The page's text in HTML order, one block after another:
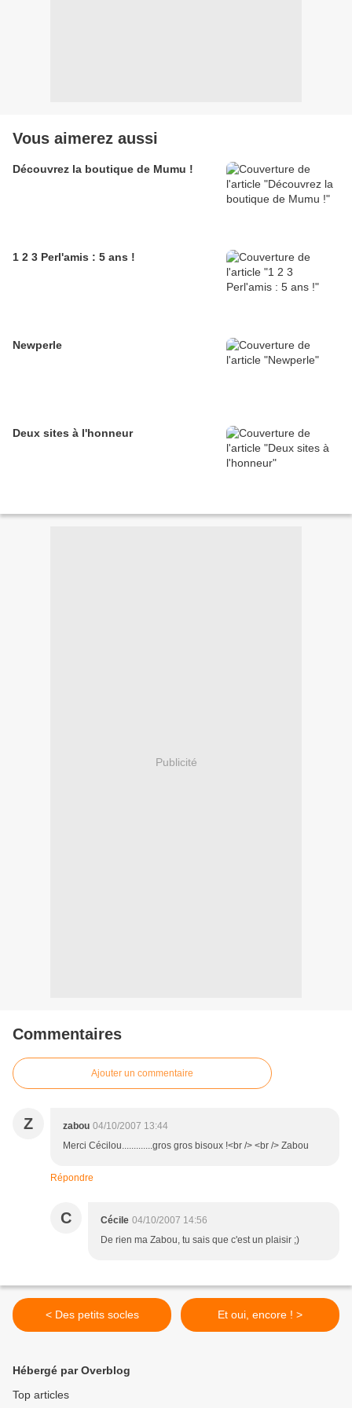
Vous aimerez aussi
Découvrez la boutique de Mumu !
1 2 3 Perl'amis : 5 ans !
Newperle
Deux sites à l'honneur
Publicité
Commentaires
Ajouter un commentaire
Z zabou 04/10/2007 13:44
Merci Cécilou.............gros gros bisoux !<br /> <br /> Zabou
Répondre
C Cécile 04/10/2007 14:56
De rien ma Zabou, tu sais que c'est un plaisir ;)
< Des petits socles Et oui, encore ! >
Hébergé par Overblog
Top articles